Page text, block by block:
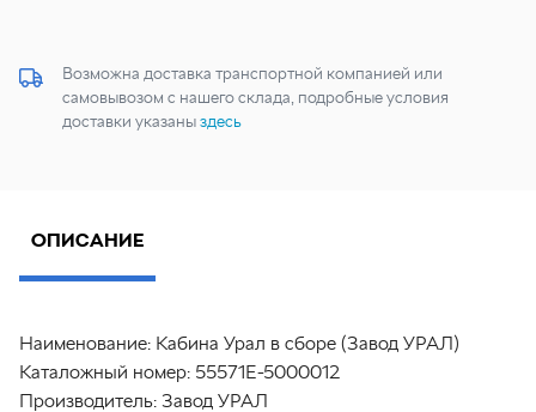
Возможна доставка транспортной компанией или
самовывозом с нашего склада, подробные условия
доставки указаныздесь
ОПИСАНИЕ
Наименование: Кабина Урал в сборе (Завод УРАЛ)
Каталожный номер: 55571Е-5000012
Производитель: Завод УРАЛ